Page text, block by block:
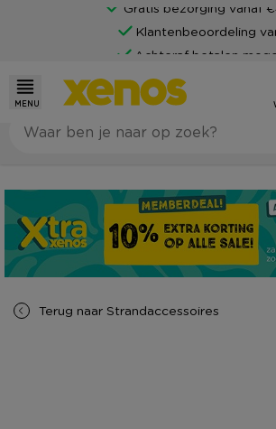
Gratis bezorging vanaf
Klantenbeoordeling
Achteraf betalen
MENU
Terug naar Strandaccessoires